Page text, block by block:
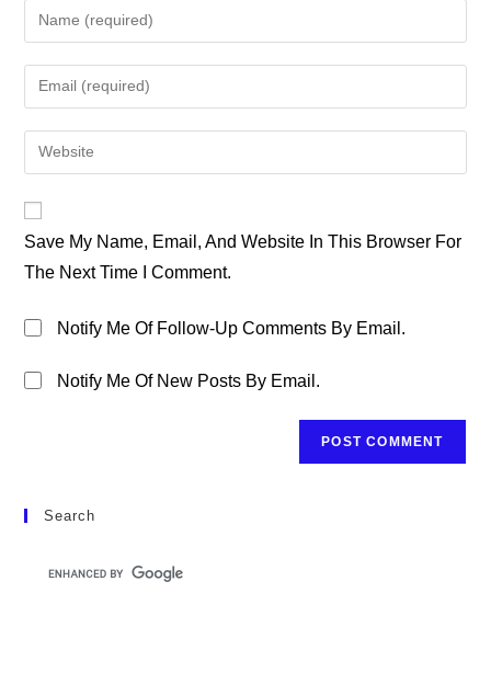
Enter
Your
Name
Or
To
Comment
Enter
Your
Email
Address
Enter
Your
URL
(optional)
Save My Name, Email, And Website In This Browser For
The Next Time I Comment.
Notify Me Of Follow-Up Comments By Email.
Notify Me Of New Posts By Email.
Search